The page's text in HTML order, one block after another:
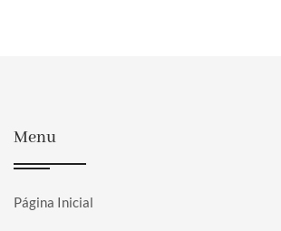
Menu
Página Inicial